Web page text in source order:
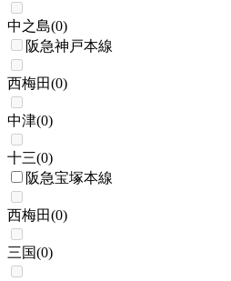
中之島(0)
阪急神戸本線
西梅田(0)
中津(0)
十三(0)
阪急宝塚本線
西梅田(0)
三国(0)